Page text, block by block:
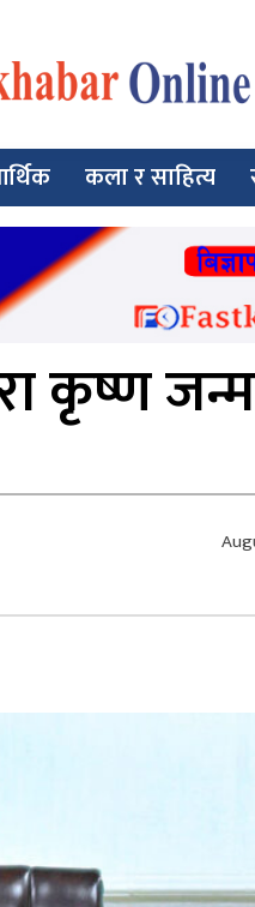
कला र साहित्य
कृष्ण